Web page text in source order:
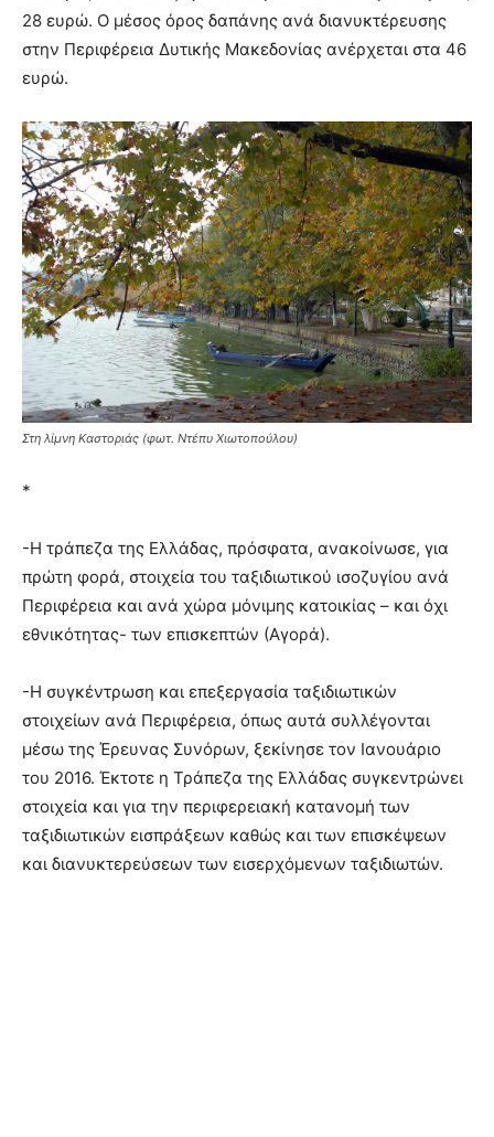
28 ευρώ. Ο μέσος όρος δαπάνης ανά διανυκτέρευσης
στην Περιφέρεια Δυτικής Μακεδονίας ανέρχεται στα 46
ευρώ.
Στη λίμνη Καστοριάς (φωτ. Ντέπυ Χιωτοπούλου)
*
-Η τράπεζα της Ελλάδας, πρόσφατα, ανακοίνωσε, για
πρώτη φορά, στοιχεία του ταξιδιωτικού ισοζυγίου ανά
Περιφέρεια και ανά χώρα μόνιμης κατοικίας – και όχι
εθνικότητας- των επισκεπτών (Αγορά).
-Η συγκέντρωση και επεξεργασία ταξιδιωτικών
στοιχείων ανά Περιφέρεια, όπως αυτά συλλέγονται
μέσω της Έρευνας Συνόρων, ξεκίνησε τον Ιανουάριο
του 2016. Έκτοτε η Τράπεζα της Ελλάδας συγκεντρώνει
στοιχεία και για την περιφερειακή κατανομή των
ταξιδιωτικών εισπράξεων καθώς και των επισκέψεων
και διανυκτερεύσεων των εισερχόμενων ταξιδιωτών.